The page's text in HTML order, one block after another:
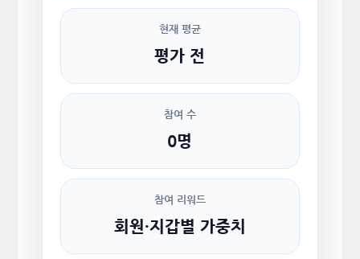
현재 평균
평가 전
참여 수
0명
참여 리워드
회원·지갑별 가중치